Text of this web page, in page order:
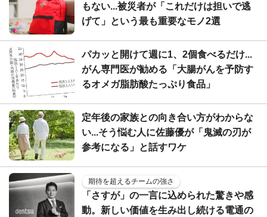
もない...被災者が「これだけは担いで逃
げて」という最も重要なモノ2選
パカッと開けて週に1、2個食べるだけ...
がん専門医が勧める「大腸がんを予防す
るオメガ脂肪酸たっぷり食品」
定年後の家族との向き合い方がわからな
い...そう悩む人に佐藤優が「鬼滅の刃が
参考になる」と話すワケ
期待を超えるチームの強さ
「さすが」の一言に込められた驚きや感
動。新しい価値を生み出し続ける電通の